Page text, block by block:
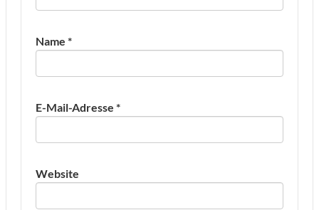
Name *
E-Mail-Adresse *
Website